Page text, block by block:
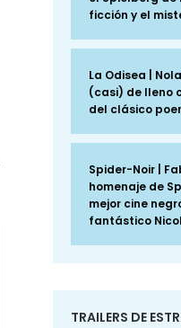
ficción y el
La Odisea |
(casi) de lleno
del clásico
Spider-Noir |
homenaje de
mejor cine
fantástico
TRAILERS DE